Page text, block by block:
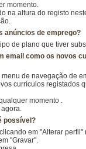
momento.
na altura do registo
anúncios de emprego?
de plano que tiver
email como os novos
de navegação de
currículos
momento .
possível?
em "Alterar
"Gravar".